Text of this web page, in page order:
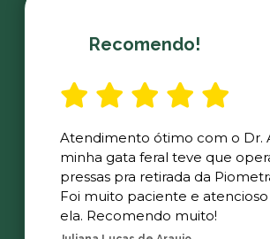
Recomendo!
Atendimento ótimo com o Dr.
minha gata feral teve que
pressas pra retirada da
Foi muito paciente e
ela. Recomendo muito!